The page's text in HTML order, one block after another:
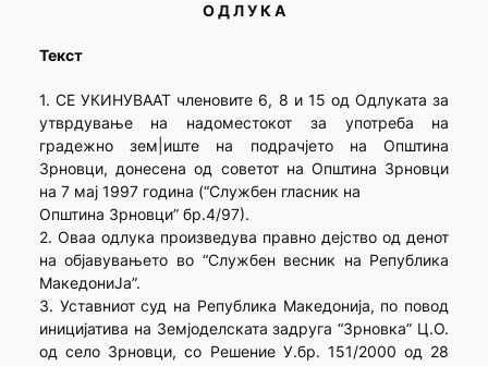
О Д Л У К А
Текст
1. СЕ УКИНУВААТ членовите 6, 8 и 15 од Одлуката за
утврдување на надоместокот за употреба на
градежно зем|иште на подрачјето на Општина
Зрновци, донесена од советот на Општина Зрновци
на 7 мај 1997 година (“Службен гласник на
Општина Зрновци” бр.4/97).
2. Оваа одлука произведува правно дејство од денот
на објавувањето во “Службен весник на Република
МакедониЈа”.
3. Уставниот суд на Република Македонија, по повод
иницијатива на Земјоделската задруга “Зрновка” Ц.О.
од село Зрновци, со Решение У.бр. 151/2000 од 28